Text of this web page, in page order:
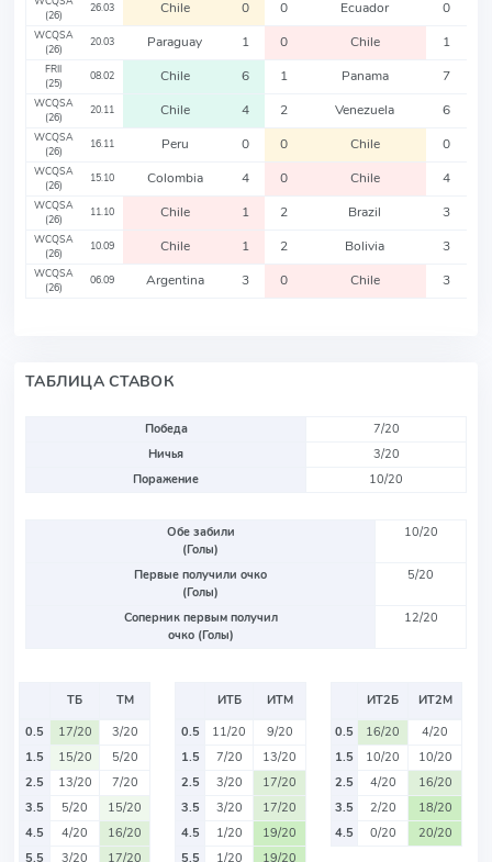
(26)
26.03 Chile 0 0 Ecuador 0
WCQSA
(26)
20.03 Paraguay 1 0 Chile 1
FRII
(25)
08.02 Chile 6 1 Panama 7
WCQSA
(26)
20.11 Chile 4 2 Venezuela 6
WCQSA
(26)
16.11 Peru 0 0 Chile 0
WCQSA
(26)
15.10 Colombia 4 0 Chile 4
WCQSA
(26)
11.10 Chile 1 2 Brazil 3
WCQSA
(26)
10.09 Chile 1 2 Bolivia 3
WCQSA
(26)
06.09 Argentina 3 0 Chile 3
ТАБЛИЦА СТАВОК
Победа
7/20
Ничья
3/20
Поражение
10/20
Обе забили
(Голы)
10/20
Первые получили очко
(Голы)
5/20
Соперник первым получил
очко (Голы)
12/20
ТБ
ТМ
0.5
17/20
3/20
1.5
15/20
5/20
2.5
13/20
7/20
3.5
5/20
15/20
4.5
4/20
16/20
5.5
3/20
17/20
ИТБ
ИТМ
0.5
11/20
9/20
1.5
7/20
13/20
2.5
3/20
17/20
3.5
3/20
17/20
4.5
1/20
19/20
5.5
1/20
19/20
ИТ2Б
ИТ2М
0.5
16/20
4/20
1.5
10/20
10/20
2.5
4/20
16/20
3.5
2/20
18/20
4.5
0/20 20/20